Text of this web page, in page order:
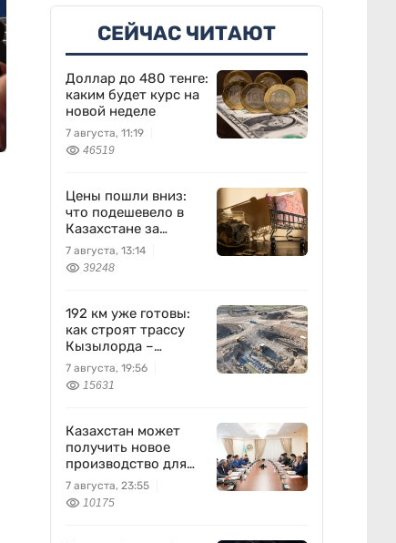
СЕЙЧАС ЧИТАЮТ
Доллар до 480 тенге:
каким будет курс на
новой неделе
7 августа, 11:19
46519
Цены пошли вниз:
что подешевело в
Казахстане за
неделю
7 августа, 13:14
39248
192 км уже готовы:
как строят трассу
Кызылорда –
Жезказган
7 августа, 19:56
15631
Казахстан может
получить новое
производство для
химпрома и
энергетики
7 августа, 23:55
10175